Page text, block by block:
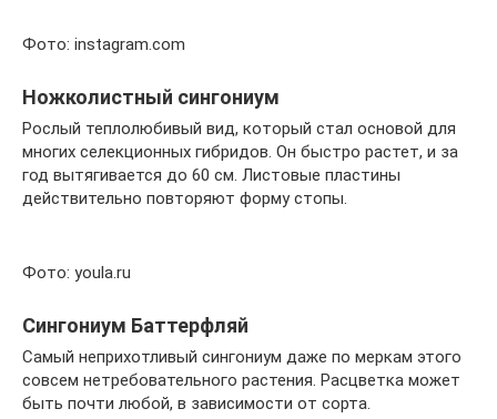
Фото: instagram.com
Ножколистный сингониум
Рослый теплолюбивый вид, который стал основой для
многих селекционных гибридов. Он быстро растет, и за
год вытягивается до 60 см. Листовые пластины
действительно повторяют форму стопы.
Фото: youla.ru
Сингониум Баттерфляй
Самый неприхотливый сингониум даже по меркам этого
совсем нетребовательного растения. Расцветка может
быть почти любой, в зависимости от сорта.